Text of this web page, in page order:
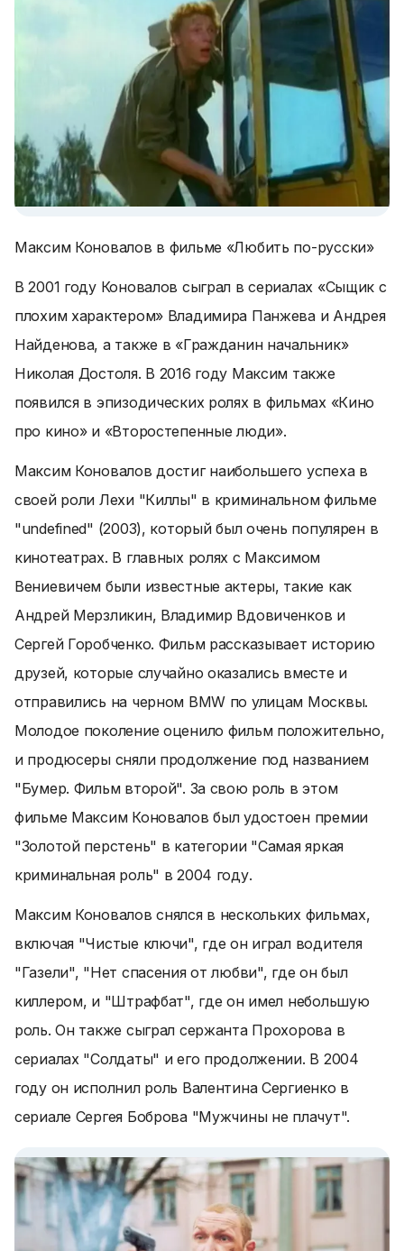
Максим Коновалов в фильме «Любить по-русски»
В 2001 году Коновалов сыграл в сериалах «Сыщик с
плохим характером» Владимира Панжева и Андрея
Найденова, а также в «Гражданин начальник»
Николая Достоля. В 2016 году Максим также
появился в эпизодических ролях в фильмах «Кино
про кино» и «Второстепенные люди».
Максим Коновалов достиг наибольшего успеха в
своей роли Лехи "Киллы" в криминальном фильме
"undefined" (2003), который был очень популярен в
кинотеатрах. В главных ролях с Максимом
Вениевичем были известные актеры, такие как
Андрей Мерзликин, Владимир Вдовиченков и
Сергей Горобченко. Фильм рассказывает историю
друзей, которые случайно оказались вместе и
отправились на черном BMW по улицам Москвы.
Молодое поколение оценило фильм положительно,
и продюсеры сняли продолжение под названием
"Бумер. Фильм второй". За свою роль в этом
фильме Максим Коновалов был удостоен премии
"Золотой перстень" в категории "Самая яркая
криминальная роль" в 2004 году.
Максим Коновалов снялся в нескольких фильмах,
включая "Чистые ключи", где он играл водителя
"Газели", "Нет спасения от любви", где он был
киллером, и "Штрафбат", где он имел небольшую
роль. Он также сыграл сержанта Прохорова в
сериалах "Солдаты" и его продолжении. В 2004
году он исполнил роль Валентина Сергиенко в
сериале Сергея Боброва "Мужчины не плачут".